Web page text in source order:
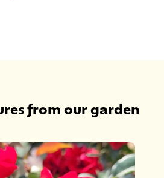
from our garden